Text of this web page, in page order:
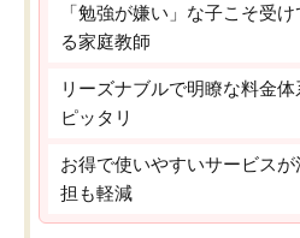
「勉強が嫌い」な子こそ受
る家庭教師
リーズナブルで明瞭な料金
ピッタリ
お得で使いやすいサービス
担も軽減